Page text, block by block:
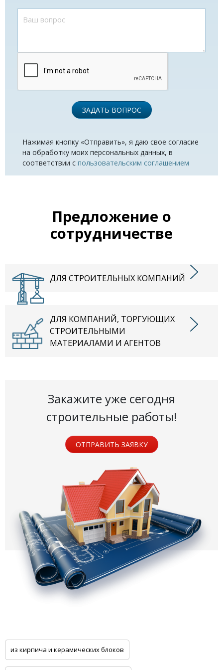
ЗАДАТЬ ВОПРОС
Нажимая кнопку «Отправить», я даю свое согласие
на обработку моих персональных данных, в
соответствии с пользовательским соглашением
Предложение о
сотрудничестве
ДЛЯ СТРОИТЕЛЬНЫХ КОМПАНИЙ
ДЛЯ КОМПАНИЙ, ТОРГУЮЩИХ
СТРОИТЕЛЬНЫМИ
МАТЕРИАЛАМИ И АГЕНТОВ
Закажите уже сегодня
строительные работы!
ОТПРАВИТЬ ЗАЯВКУ
из кирпича и керамических блоков